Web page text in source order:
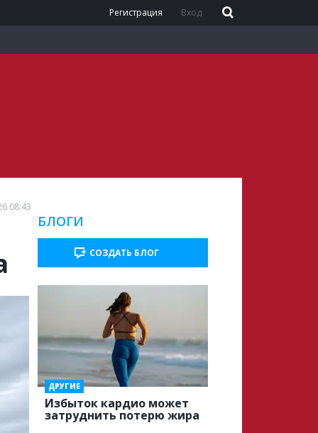
Регистрация Вход
08:43
БЛОГИ
СОЗДАТЬ БЛОГ
Избыток кардио может
затруднить потерю жира
ДРУГИЕ